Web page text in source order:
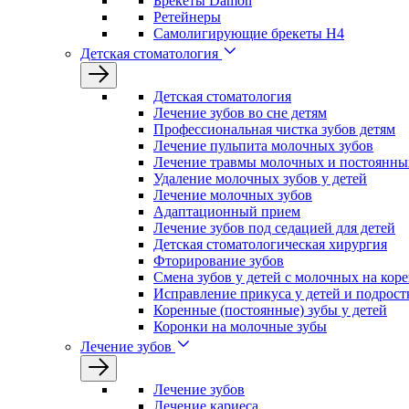
Ретейнеры
Самолигирующие брекеты H4
Детская стоматология
Детская стоматология
Лечение зубов во сне детям
Профессиональная чистка зубов детям
Лечение пульпита молочных зубов
Лечение травмы молочных и
Удаление молочных зубов у детей
Лечение молочных зубов
Адаптационный прием
Лечение зубов под седацией для детей
Детская стоматологическая хирургия
Фторирование зубов
Смена зубов у детей с молочных на
Исправление прикуса у детей и
Коренные (постоянные) зубы у детей
Коронки на молочные зубы
Лечение зубов
Лечение зyбов
Лечение кариеса